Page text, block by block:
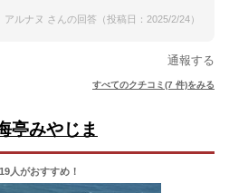
アルナヌ さんの回答（投稿日：2025/2/24）
通報する
すべてのクチコミ(7 件)をみる
みやじま
人がおすすめ！